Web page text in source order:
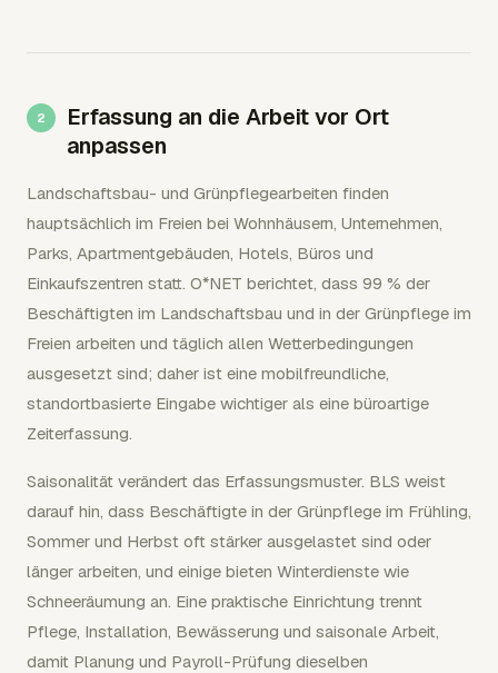
Erfassung an die Arbeit vor Ort
anpassen
Landschaftsbau- und Grünpflegearbeiten finden
hauptsächlich im Freien bei Wohnhäusern, Unternehmen,
Parks, Apartmentgebäuden, Hotels, Büros und
Einkaufszentren statt. O*NET berichtet, dass 99 % der
Beschäftigten im Landschaftsbau und in der Grünpflege im
Freien arbeiten und täglich allen Wetterbedingungen
ausgesetzt sind; daher ist eine mobilfreundliche,
standortbasierte Eingabe wichtiger als eine büroartige
Zeiterfassung.
Saisonalität verändert das Erfassungsmuster. BLS weist
darauf hin, dass Beschäftigte in der Grünpflege im Frühling,
Sommer und Herbst oft stärker ausgelastet sind oder
länger arbeiten, und einige bieten Winterdienste wie
Schneeräumung an. Eine praktische Einrichtung trennt
Pflege, Installation, Bewässerung und saisonale Arbeit,
damit Planung und Payroll-Prüfung dieselben